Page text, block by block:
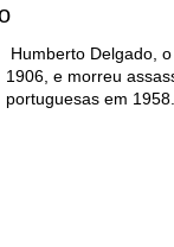
Humberto Delgado,
1906, e morreu
portuguesas em 1958.